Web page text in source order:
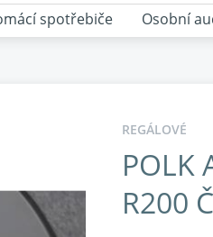
REGÁLOVÉ
POLK
R200
spotřebiče Osobní